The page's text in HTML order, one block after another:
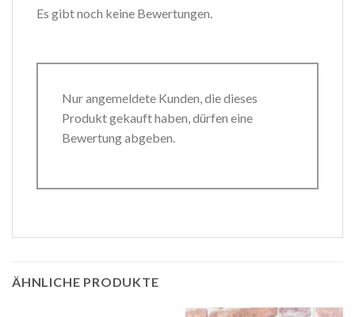
Es gibt noch keine Bewertungen.
Nur angemeldete Kunden, die dieses
Produkt gekauft haben, dürfen eine
Bewertung abgeben.
ÄHNLICHE PRODUKTE